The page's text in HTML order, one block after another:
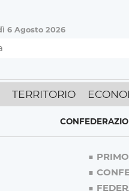
6 Agosto 2026
TERRITORIO
CONFEDERAZIONE,